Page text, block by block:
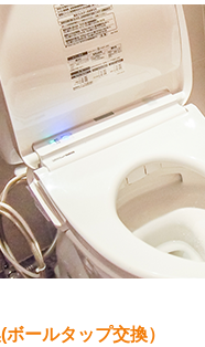
ールタップ交換）